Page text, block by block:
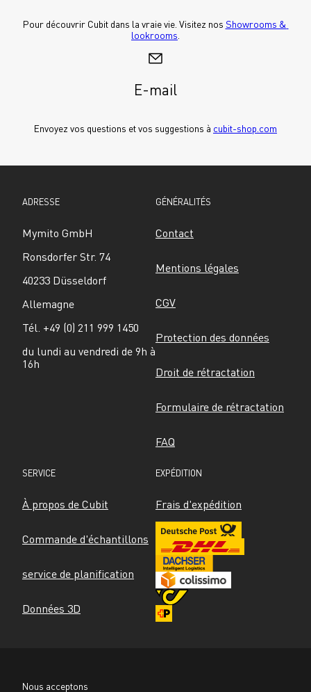
Pour découvrir Cubit dans la vraie vie. Visitez nos Showrooms &
lookrooms
E-mail
Envoyez vos questions et vos suggestions à cubit-shop.com
ADRESSE
Mymito GmbH
Ronsdorfer Str. 74
40233 Düsseldorf
Allemagne
Tél. +49 (0) 211 999 1450
du lundi au vendredi de 9h à
16h
GÉNÉRALITÉS
Contact
Mentions légales
CGV
Protection des données
Droit de rétractation
Formulaire de rétractation
FAQ
SERVICE
À propos de Cubit
Commande d'échantillons
service de planification
Données 3D
EXPÉDITION
Frais d'expédition
Nous acceptons